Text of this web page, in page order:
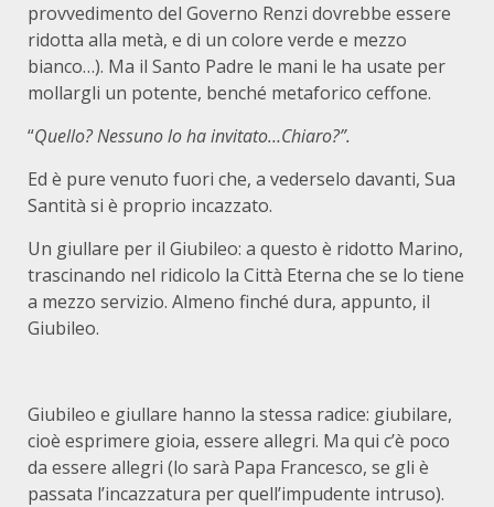
provvedimento del Governo Renzi dovrebbe essere
ridotta alla metà, e di un colore verde e mezzo
bianco…). Ma il Santo Padre le mani le ha usate per
mollargli un potente, benché metaforico ceffone.
“Quello? Nessuno lo ha invitato…Chiaro?”.
Ed è pure venuto fuori che, a vederselo davanti, Sua
Santità si è proprio incazzato.
Un giullare per il Giubileo: a questo è ridotto Marino,
trascinando nel ridicolo la Città Eterna che se lo tiene
a mezzo servizio. Almeno finché dura, appunto, il
Giubileo.
Giubileo e giullare hanno la stessa radice: giubilare,
cioè esprimere gioia, essere allegri. Ma qui c’è poco
da essere allegri (lo sarà Papa Francesco, se gli è
passata l’incazzatura per quell’impudente intruso).